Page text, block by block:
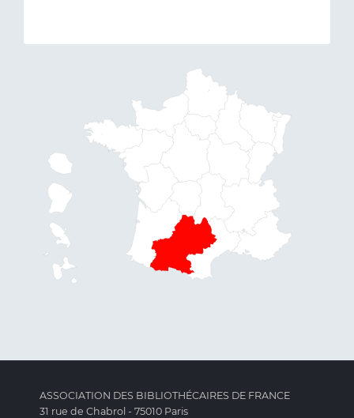
ASSOCIATION DES BIBLIOTHÉCAIRES DE FRANCE
31 rue de Chabrol - 75010 Paris